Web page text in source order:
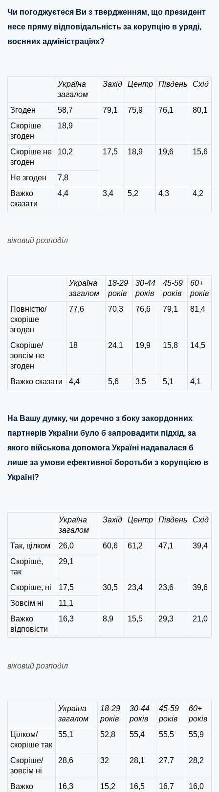
Чи погоджуєтеся Ви з твердженням, що президент
несе пряму відповідальність за корупцію в уряді,
воєнних адміністраціях?
Україна
загалом
Захід Центр Південь Схід
Згоден 58,7 79,1 75,9 76,1
80,1
Скоріше
згоден
18,9
Скоріше не
згоден
10,2 17,5 18,9 19,6 15,6
Не згоден
7,8
Важко
сказати
4,4 3,4 5,2 4,3 4,2
віковий розподіл
Україна
загалом
18-29
років
30-44
років
45-59
років
60+
років
Повністю/
скоріше
згоден
77,6 70,3 76,6 79,1 81,4
Скоріше/
зовсім не
згоден
18 24,1 19,9 15,8 14,5
Важко сказати 4,4 5,6 3,5 5,1 4,1
На Вашу думку, чи доречно з боку закордонних
партнерів України було б запровадити підхід, за
якого військова допомога Україні надавалася б
лише за умови ефективної боротьби з корупцією в
Україні?
Україна
загалом
Захід Центр Південь Схід
Так, цілком 26,0 60,6 61,2 47,1
39,4
Скоріше,
так
29,1
Скоріше, ні 17,5 30,5 23,4 23,6
39,6
Зовсім ні
11,1
Важко
відповісти
16,3 8,9 15,5 29,3 21,0
віковий розподіл
Україна
загалом
18-29
років
30-44
років
45-59
років
60+
років
Цілком/
скоріше так
55,1 52,8 55,4 55,5 55,9
Скоріше/
зовcім ні
28,6 32 28,1 27,7 28,2
Важко
16,3 15,2 16,5 16,7 16,0